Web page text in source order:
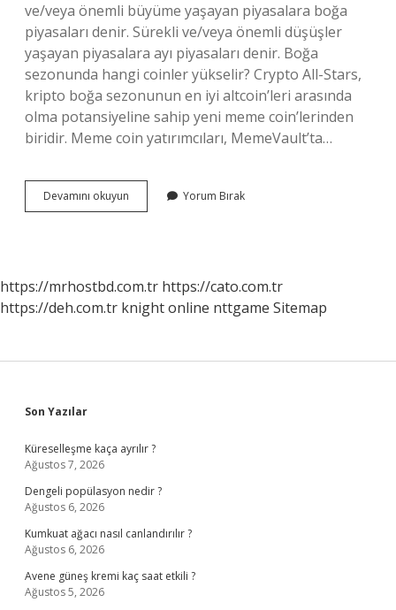
ve/veya önemli büyüme yaşayan piyasalara boğa
piyasaları denir. Sürekli ve/veya önemli düşüşler
yaşayan piyasalara ayı piyasaları denir. Boğa
sezonunda hangi coinler yükselir? Crypto All-Stars,
kripto boğa sezonunun en iyi altcoin’leri arasında
olma potansiyeline sahip yeni meme coin’lerinden
biridir. Meme coin yatırımcıları, MemeVault’ta…
Devamını okuyun
Piyasası
Yorum Bırak
https://mrhostbd.com.tr https://cato.com.tr
https://deh.com.tr knight online nttgame Sitemap
Sidebar
Son Yazılar
Küreselleşme kaça ayrılır ?
Ağustos 7, 2026
Dengeli popülasyon nedir ?
Ağustos 6, 2026
Kumkuat ağacı nasıl canlandırılır ?
Ağustos 6, 2026
Avene güneş kremi kaç saat etkili ?
Ağustos 5, 2026